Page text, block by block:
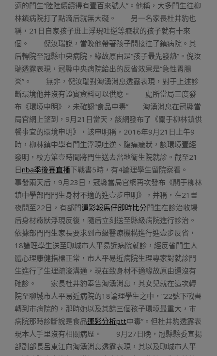
適的門生“陸陸續續得有壹百來號人”。他稱，大多門生往柳
林鎮病院打了點滴后就無大礙。 另一名家長杜井豹也
稱，21日自家孩子班上浮現吐逆等癥狀的孩子就有十來
個。 倪汝瑞說，當晚他帶著孩子間接往了鎮病院。其
后轉院至冠縣中央病院，緣故原由是“孩子最先發熱”。倪汝
瑞透露表現，冠縣中央病院給出的反省效果是“急性胃腸
炎”。 無非，倪汝瑞對洶湧消息透露表現，對于上述診
斷環境他并沒有證實資料可以供應。 處所當局三度發
布《環境申明》，未確認“食品中毒” 洶湧消息在冠縣當
局官網上望到，9月21日當天，該網發布了《關于柳林鎮供
餐事宜的環境申明》，該申明稱，2016年9月21日上午9
時，柳林鎮中學有門生浮現吐逆、腹痛癥狀，該環境壹經
發明，校方第壹時間將門生送去當地衛生院就診。截至21
日nba季後賽直播下戰書5時，有4論理學生留院察看。
事發兩天后，9月23日，冠縣當局官網再次發布《關于柳林
鎮中學部門門生身材不適的進壹步申明》，并稱，在21晝
夜間至22日，有部門運彩報馬仔即時比分門生在診治收場
后身材癥狀浮現反復，隨后立刻送至縣級病院進行診治。
依據部門門生家長要求到市級醫療機構進行進壹步反省，
18論理學生送至聊城市人平易近病院就診，經反省門生人
體心理康健指標正常，市人平易近病院生理專家對就診門
生進行了生理疏浚溝通，現在致身材不適緣故原由還沒有
確診。 家長杜井豹奉告洶湧消息，其女兒就在這次轉
院至聊城市人平易近病院的18論理學生之中，“22號下戰書
轉到市病院的，那時她以及其餘三個孩子環境最重大，市
病院那時診斷說是食品運彩分析ptt中毒”。但杜井豹透露表
現本人手里沒有相關病歷。 9月27日晚，冠縣縣委宣揚
部副部長呂東江向洶湧消息透露表現，其以及聊城市人平